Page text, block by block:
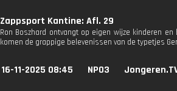
Zappsport Kantine: Afl. 29
Ron Boszhard ontvangt op eigen wijze kinderen
komen de grappige belevenissen van de typetjes
16-11-2025 08:45 NPO3